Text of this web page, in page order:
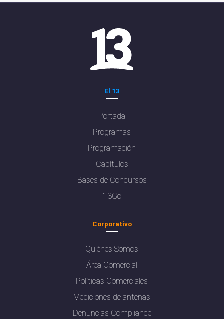
El 13
Portada
Programas
Programación
Capítulos
Bases de Concursos
13Go
Corporativo
Quiénes Somos
Área Comercial
Políticas Comerciales
Mediciones de antenas
Denuncias Compliance